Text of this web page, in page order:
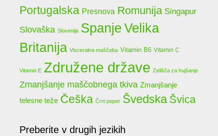
Portugalska Presnova Romunija Singapur
Slovaška Slovenija SpanjeVelika
Britanija Visceralna maščoba Vitamin B6 Vitamin C
Vitamin E Združene države Zelišča za hujšanje
Zmanjšanje maščobnega tkiva Zmanjšanje
telesne teže Češka Črni poper Švedska Švica
Preberite v drugih jezikih